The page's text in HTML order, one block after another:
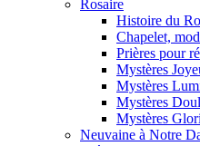
Rosaire
Histoire du
Chapelet,
Prières pour
Mystères
Mystères
Mystères
Mystères
Neuvaine à Notre